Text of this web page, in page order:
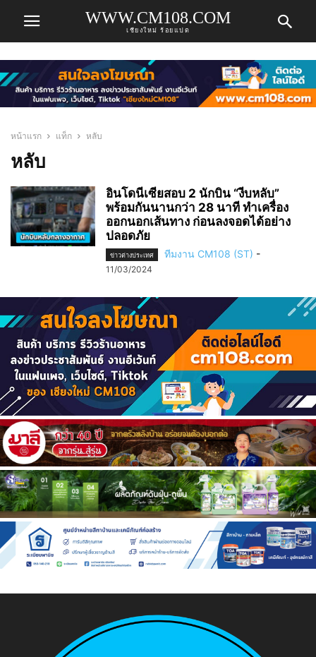
WWW.CM108.COM
เชียงใหม่ ร้อยแปด
หน้าแรก แท็ก หลับ
หลับ
อินโดนีเซียสอบ 2 นักบิน “งีบหลับ”
พร้อมกันนานกว่า 28 นาที ทำเครื่อง
ออกนอกเส้นทาง ก่อนลงจอดได้อย่าง
ปลอดภัย
ข่าวต่างประเทศ ทีมงาน CM108 (ST) -
11/03/2024